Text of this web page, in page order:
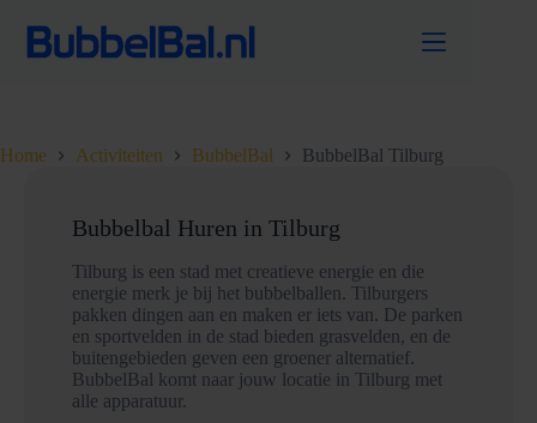
naar
Home Activiteiten BubbelBal BubbelBal Tilburg
Bubbelbal Huren in Tilburg
Tilburg is een stad met creatieve energie en die
energie merk je bij het bubbelballen. Tilburgers
pakken dingen aan en maken er iets van. De parken
en sportvelden in de stad bieden grasvelden, en de
buitengebieden geven een groener alternatief.
BubbelBal komt naar jouw locatie in Tilburg met
alle apparatuur.